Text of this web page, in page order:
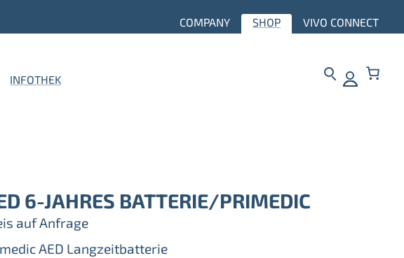
COMPANY SHOP VIVO CONNECT
INFOTHEK
6-JAHRES BATTERIE/PRIMEDIC
auf Anfrage
AED Langzeitbatterie